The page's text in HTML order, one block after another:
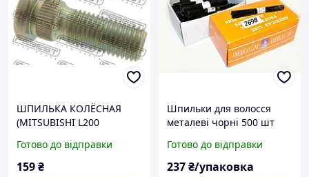
ШПИЛЬКА КОЛЁСНАЯ
(MITSUBISHI L200
Готово до відправки
159₴
Шпильки для волосся
металеві чорні 500 шт
Готово до відправки
237₴/упаковка